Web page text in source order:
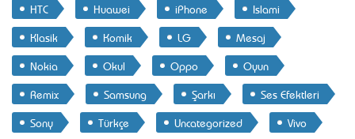
HTC
Huawei iPhone
Islami
Klasik
Komik LG
Mesaj
Nokia
Okul Oppo
Oyun
Remix
Samsung Şarkı
Ses Efektleri
Sony
Türkçe Uncategorized Vivo